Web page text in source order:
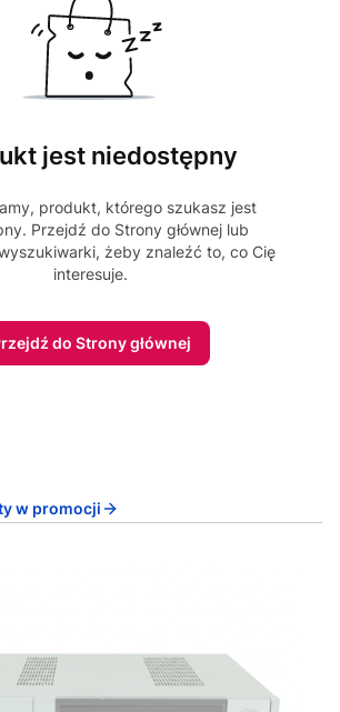
jest niedostępny
produkt, którego szukasz jest
Przejdź do Strony głównej lub
żeby znaleźć to, co Cię
interesuje.
do Strony głównej
w promocji